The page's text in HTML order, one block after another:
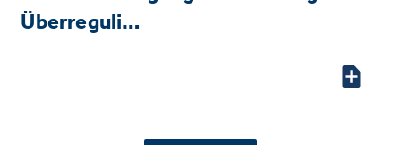
Überreguli…